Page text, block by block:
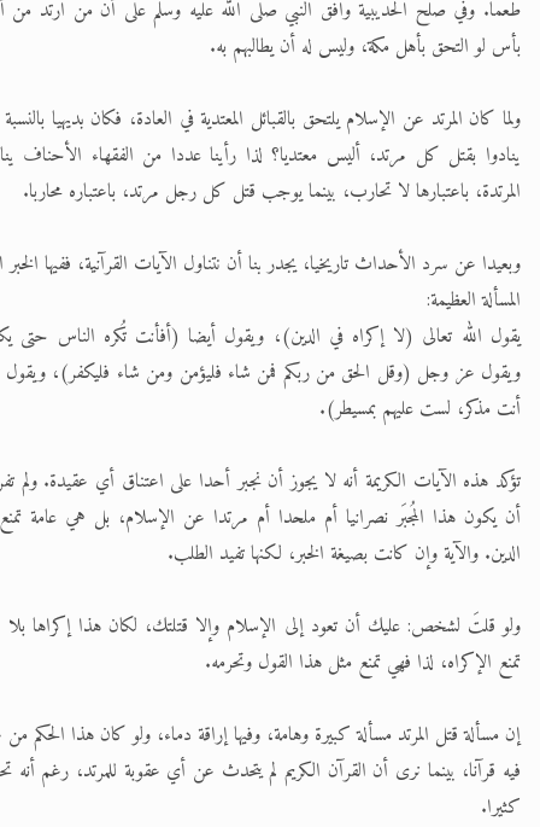
الحجّ.. دلالات، حِكم، وأهداف >> المزيد
اقرأ هذا المقال في أهمية عيد
طعما. وفي صلح الحديبية وافق النبي صلى الله عليه وسلم على أن من ارتد من
بأس لو التحق بأهل مكة، وليس له أن يطالبهم به.
ولما كان المرتد عن الإسلام يلتحق بالقبائل المعتدية في العادة، فكان بديهيا
ينادوا بقتل كل مرتد، أليس معتديا؟ لذا رأينا عددا من الفقهاء الأحناف
المرتدة، باعتبارها لا تحارب، بينما يوجب قتل كل رجل مرتد، باعتباره محاربا.
وبعيدا عن سرد الأحداث تاريخيا، يجدر بنا أن نتناول الآيات القرآنية، ففيها الخبر
المسألة العظيمة:
يقول الله تعالى (لا إكراه في الدين)، ويقول أيضا (أفأنت تُكره الناس حتى
ويقول عز وجل (وقل الحق من ربكم فمن شاء فليؤمن ومن شاء فليكفر)، ويقول
أنت مذكر، لست عليهم بمسيطر).
تؤكد هذه الآيات الكريمة أنه لا يجوز أن نجبر أحدا على اعتناق أي عقيدة. ولم
أن يكون هذا المُجبَر نصرانيا أم ملحدا أم مرتدا عن الإسلام، بل هي عامة
الدين. والآية وإن كانت بصيغة الخبر، لكنها تفيد الطلب.
ولو قلتَ لشخص: عليك أن تعود إلى الإسلام وإلا قتلتك، لكان هذا إكراها
تمنع الإكراه، لذا فهي تمنع مثل هذا القول وتحرمه.
إن مسألة قتل المرتد مسألة كبيرة وهامة، وفيها إراقة دماء، ولو كان هذا الحكم من
فيه قرآنا، بينما نرى أن القرآن الكريم لم يتحدث عن أي عقوبة للمرتد، رغم
كثيرا.